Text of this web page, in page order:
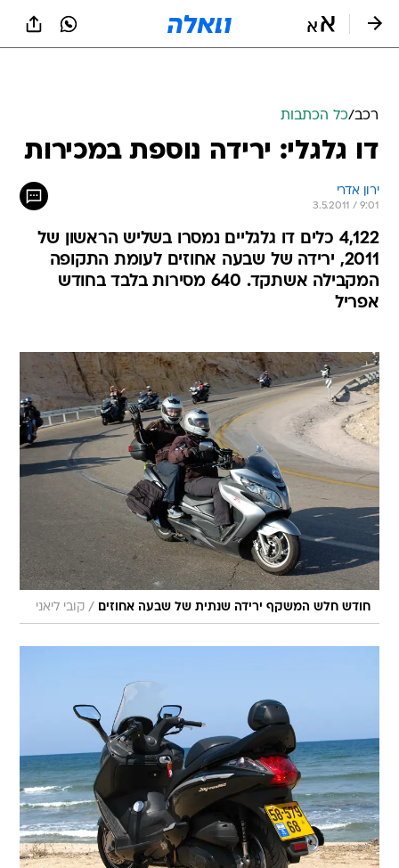
רכב/כל הכתבות
דו גלגלי: ירידה נוספת במכירות
ירון אדרי
3.5.2011 / 9:01
4,122 כלים דו גלגליים נמסרו בשליש הראשון של
2011, ירידה של שבעה אחוזים לעומת התקופה
המקבילה אשתקד. 640 מסירות בלבד בחודש
אפריל
חודש חלש המשקף ירידה שנתית של שבעה אחוזים / קובי ליאני